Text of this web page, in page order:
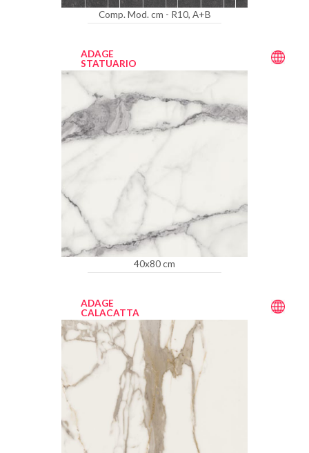
Comp. Mod. cm - R10, A+B
ADAGE
STATUARIO
40x80 cm
ADAGE
CALACATTA